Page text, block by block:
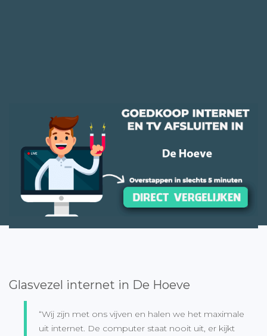
Glasvezel internet in De Hoeve
“Wij zijn met ons vijven en halen we het maximale
uit internet. De computer staat nooit uit, er kijkt